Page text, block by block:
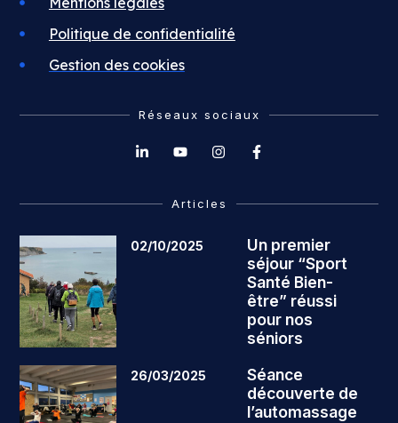
Politique de confidentialité
Gestion des cookies
Réseaux sociaux
Articles
02/10/2025
Un premier
séjour “Sport
Santé Bien-
être” réussi
pour nos
séniors
26/03/2025
Séance
découverte de
l’automassage